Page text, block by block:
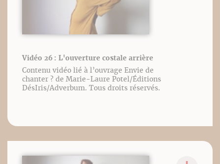
Vidéo 26 : L'ouverture costale arrière
Contenu vidéo lié à l’ouvrage Envie de
chanter ? de Marie-Laure Potel/Éditions
DésIris/Adverbum. Tous droits réservés.